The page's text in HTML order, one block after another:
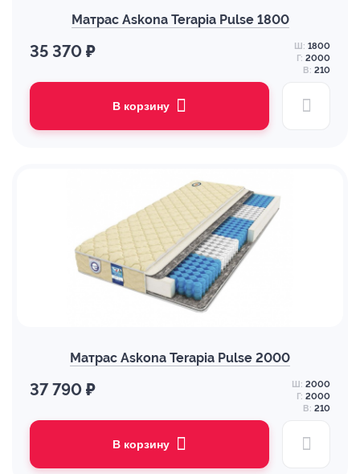
Матрас Askona Terapia Pulse 1800
35 370 ₽ Ш: 1800
Г: 2000
В: 210
В корзину
Матрас Askona Terapia Pulse 2000
37 790 ₽ Ш: 2000
Г: 2000
В: 210
В корзину